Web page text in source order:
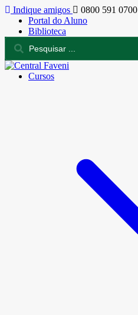
Indique amigos
0800 591 0700
Portal do Aluno
Biblioteca
Cursos